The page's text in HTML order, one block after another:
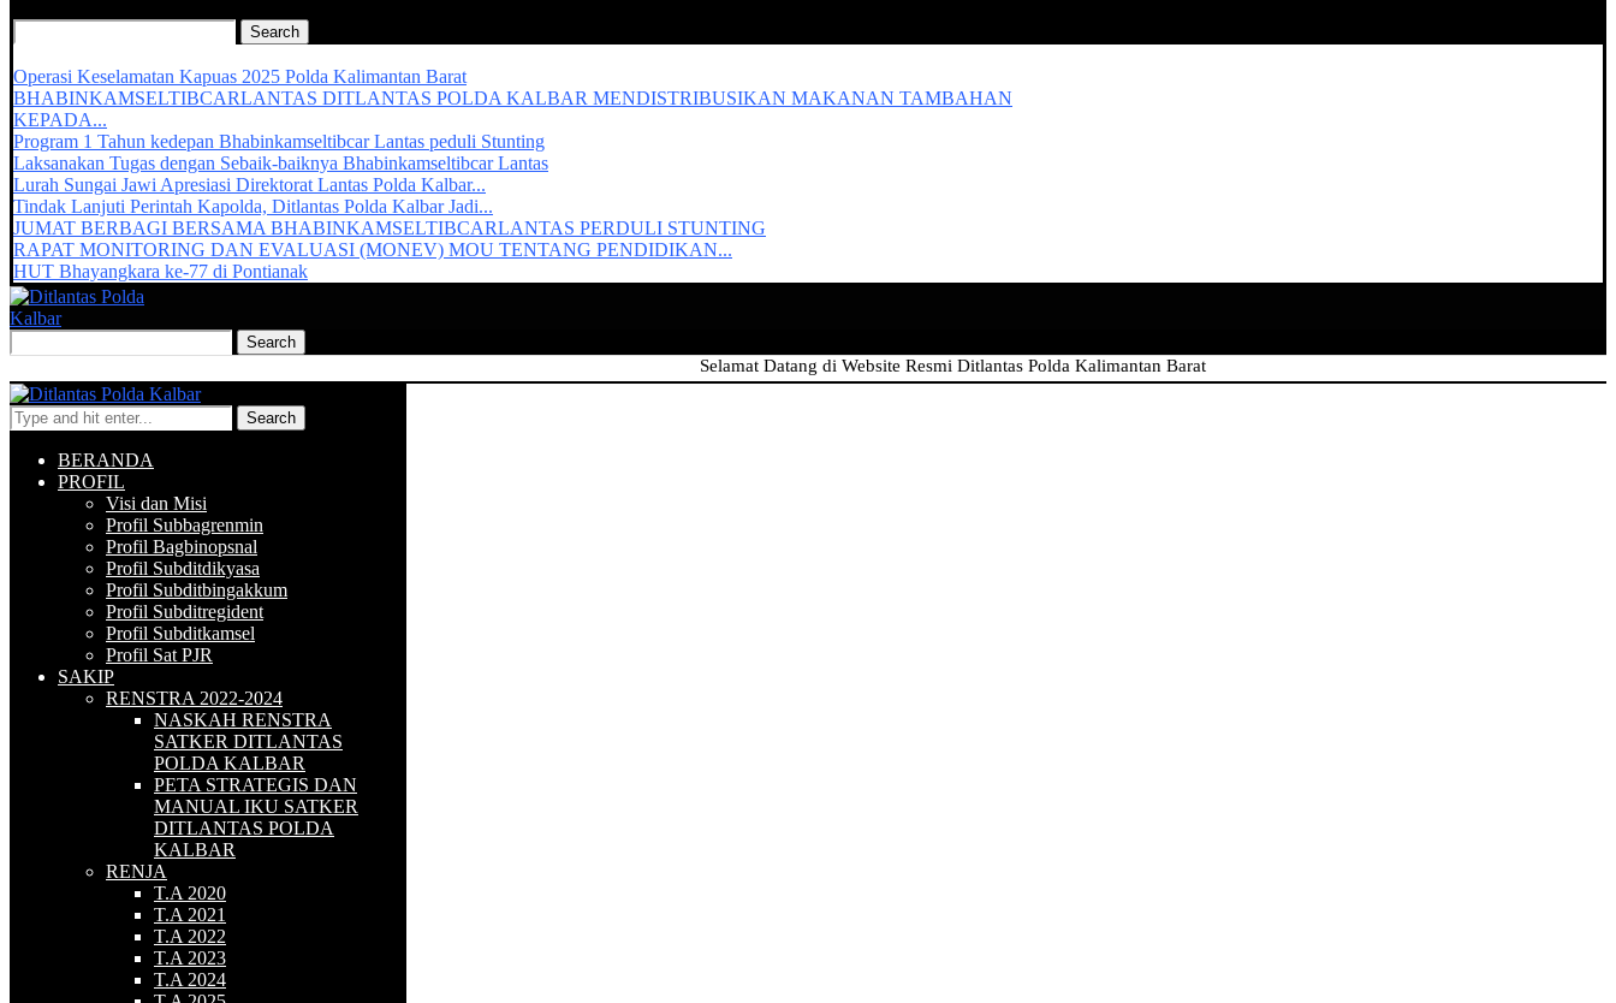
Operasi Keselamatan Kapuas 2025 Polda Kalimantan Barat
BHABINKAMSELTIBCARLANTAS DITLANTAS POLDA KALBAR MENDISTRIBUSIKAN MAKANAN TAMBAHAN
KEPADA...
Program 1 Tahun kedepan Bhabinkamseltibcar Lantas peduli Stunting
Laksanakan Tugas dengan Sebaik-baiknya Bhabinkamseltibcar Lantas
Lurah Sungai Jawi Apresiasi Direktorat Lantas Polda Kalbar...
Tindak Lanjuti Perintah Kapolda, Ditlantas Polda Kalbar Jadi...
JUMAT BERBAGI BERSAMA BHABINKAMSELTIBCARLANTAS PERDULI STUNTING
RAPAT MONITORING DAN EVALUASI (MONEV) MOU TENTANG PENDIDIKAN...
HUT Bhayangkara ke-77 di Pontianak
Selamat Datang di Website Resmi Ditlantas Polda Kalimantan Barat
Search
BERANDA
PROFIL
Visi dan Misi
Profil Subbagrenmin
Profil Bagbinopsnal
Profil Subditdikyasa
Profil Subditbingakkum
Profil Subditregident
Profil Subditkamsel
Profil Sat PJR
SAKIP
RENSTRA 2022-2024
NASKAH RENSTRA
SATKER DITLANTAS
POLDA KALBAR
PETA STRATEGIS DAN
MANUAL IKU SATKER
DITLANTAS POLDA
KALBAR
RENJA
T.A 2020
T.A 2021
T.A 2022
T.A 2023
T.A 2024